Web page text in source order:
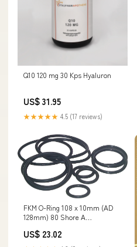
Q10 120 mg 30 Kps Hyaluron
US$ 31.95
★★★★★ 4.5 (17 reviews)
FKM O-Ring 108 x 10mm (AD
128mm) 80 Shore A
NewCategories/Fittings/Coupling/
hose/Gardena/Socket/Male
US$ 23.02